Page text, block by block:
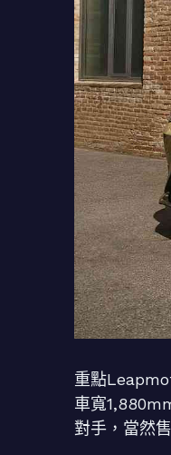
重點
車寬
對手，當然